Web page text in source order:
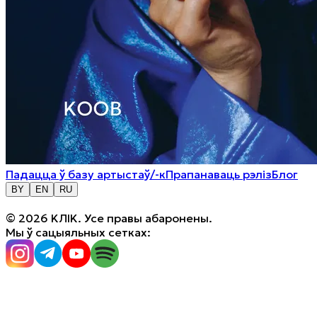
Падацца ў базу артыстаў/-кПрапанаваць рэлізБлог
BY EN RU
© 2026 KЛIK. Усе правы абаронены.
Мы ў сацыяльных сетках: